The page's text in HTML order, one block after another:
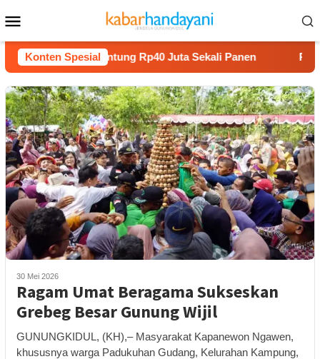
ke
kontenMobile
Konten Spesial
Melon Untung Rp40 Juta Sekali Panen
30 Mei 2026
Ragam Umat Beragama Sukseskan
Grebeg Besar Gunung Wijil
GUNUNGKIDUL, (KH),– Masyarakat Kapanewon Ngawen,
khususnya warga Padukuhan Gudang, Kelurahan Kampung,